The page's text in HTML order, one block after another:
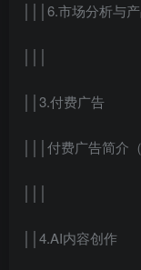
│││6.市场分析与
││3.付费广告
│││付费广告简介
││4.AI内容创作